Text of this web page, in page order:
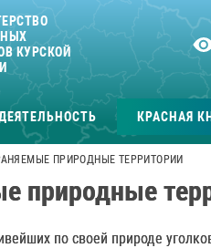
КУРСКОЙ
КРАСНАЯ
ПРИРОДНЫЕ ТЕРРИТОРИИ
природные
по своей природе